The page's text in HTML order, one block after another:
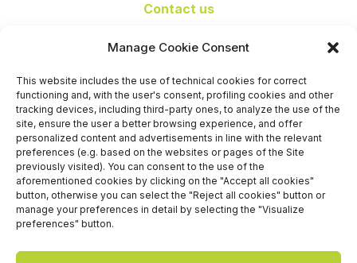
Manage Cookie Consent
This website includes the use of technical cookies for correct
functioning and, with the user's consent, profiling cookies and other
tracking devices, including third-party ones, to analyze the use of the
site, ensure the user a better browsing experience, and offer
personalized content and advertisements in line with the relevant
preferences (e.g. based on the websites or pages of the Site
previously visited). You can consent to the use of the
aforementioned cookies by clicking on the "Accept all cookies"
button, otherwise you can select the "Reject all cookies" button or
manage your preferences in detail by selecting the "Visualize
preferences" button.
Contact us
info@nseexpoforum.com
sales@nseexpoforum.com
press@nseexpoforum.com
Certified by